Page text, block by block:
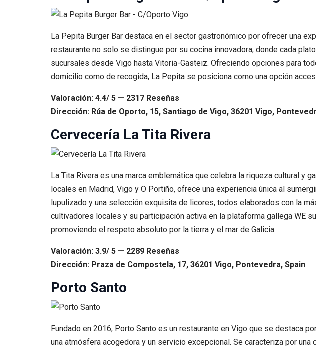
La Pepita Burger Bar destaca en el sector gastronómico por ofrecer una
restaurante no solo se distingue por su cocina innovadora, donde cada
sucursales desde Vigo hasta Vitoria-Gasteiz. Ofreciendo opciones para
domicilio como de recogida, La Pepita se posiciona como una opción
Valoración: 4.4/ 5 — 2317 Reseñas
Dirección: Rúa de Oporto, 15, Santiago de Vigo, 36201 Vigo,
Cervecería La Tita Rivera
La Tita Rivera es una marca emblemática que celebra la riqueza cultural y
locales en Madrid, Vigo y O Portiño, ofrece una experiencia única al
lupulizado y una selección exquisita de licores, todos elaborados con la
cultivadores locales y su participación activa en la plataforma gallega WE
promoviendo el respeto absoluto por la tierra y el mar de Galicia.
Valoración: 3.9/ 5 — 2289 Reseñas
Dirección: Praza de Compostela, 17, 36201 Vigo, Pontevedra, Spain
Porto Santo
Fundado en 2016, Porto Santo es un restaurante en Vigo que se destaca
una atmósfera acogedora y un servicio excepcional. Se caracteriza por